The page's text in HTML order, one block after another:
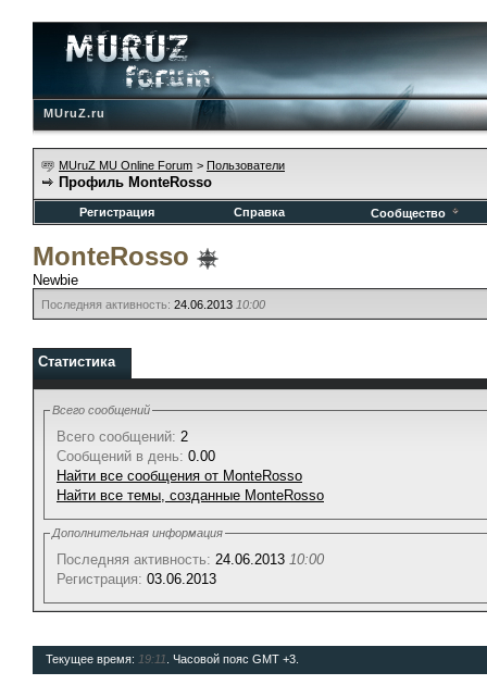
MUruZ.ru
MUruZ MU Online Forum > Пользователи
Профиль MonteRosso
Регистрация Справка Сообщество
MonteRosso
Newbie
Последняя активность: 24.06.2013 10:00
Статистика
Всего сообщений
Всего сообщений: 2
Сообщений в день: 0.00
Найти все сообщения от MonteRosso
Найти все темы, созданные MonteRosso
Дополнительная информация
Последняя активность: 24.06.2013 10:00
Регистрация: 03.06.2013
Текущее время: 19:11 . Часовой пояс GMT +3.